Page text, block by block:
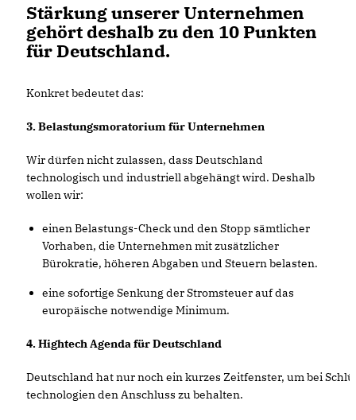
Stärkung unserer Unternehmen
gehört deshalb zu den 10 Punkten
für Deutschland.
Konkret bedeutet das:
3. Belastungsmoratorium für Unternehmen
Wir dürfen nicht zulassen, dass Deutschland
technologisch und industriell abgehängt wird. Deshalb
wollen wir:
einen Belastungs-Check und den Stopp sämtlicher
Vorhaben, die Unternehmen mit zusätzlicher
Bürokratie, höheren Abgaben und Steuern belasten.
eine sofortige Senkung der Stromsteuer auf das
europäische notwendige Minimum.
4. Hightech Agenda für Deutschland
Deutschland hat nur noch ein kurzes Zeitfenster, um bei
technologien den Anschluss zu behalten.